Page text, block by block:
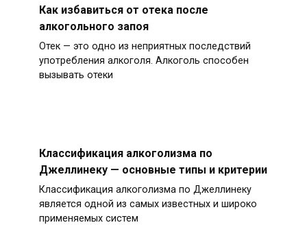
Как избавиться от отека после
алкогольного запоя
Отек — это одно из неприятных последствий
употребления алкоголя. Алкоголь способен
вызывать отеки
Классификация алкоголизма по
Джеллинеку — основные типы и критерии
Классификация алкоголизма по Джеллинеку
является одной из самых известных и широко
применяемых систем